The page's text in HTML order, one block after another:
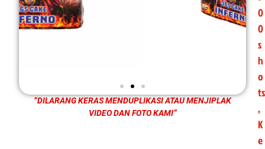
“DILARANG KERAS MENDUPLIKASI ATAU MENJIPLAK
VIDEO DAN FOTO KAMI”
0
0
s
h
o
ts
,
K
e